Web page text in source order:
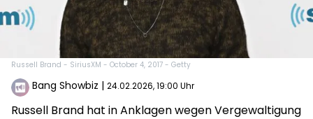
Russell Brand - SiriusXM - October 4, 2017 - Getty
Bang Showbiz | 24.02.2026, 19:00 Uhr
Russell Brand hat in Anklagen wegen Vergewaltigung